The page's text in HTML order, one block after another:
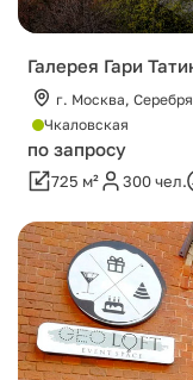
Галерея Гари
г. Москва,
Чкаловская
по запросу
725 м² 300 чел.